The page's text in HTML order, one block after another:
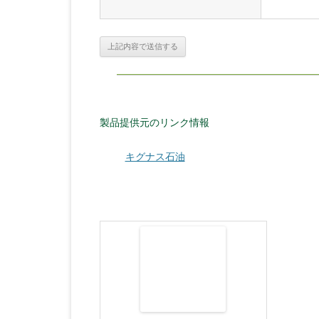
製品提供元のリンク情報
キグナス石油